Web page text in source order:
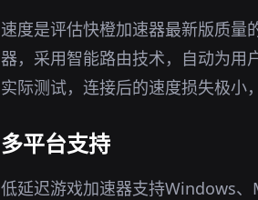
速度是评估快橙加速器最新版质量
器，采用智能路由技术，自动为用
实际测试，连接后的速度损失极小
多平台支持
低延迟游戏加速器支持Windows